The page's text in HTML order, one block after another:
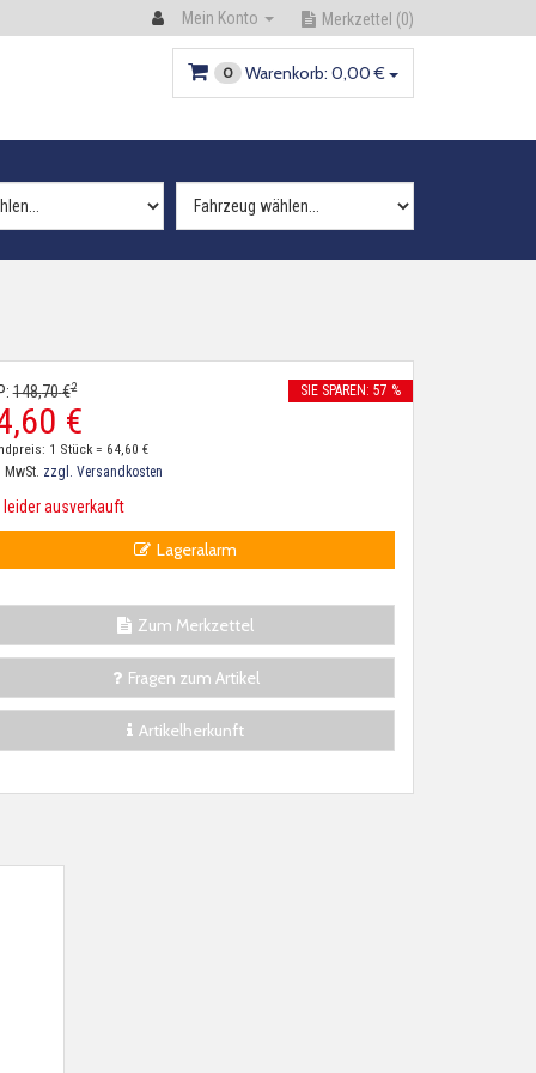
Mein Konto Merkzettel (0)
0 Warenkorb: 0,00 €
148,70€2
60 €
SIE SPAREN: 57 %
1 Stück = 64,60 €
MwSt. zzgl. Versandkosten
leider ausverkauft
Lageralarm
Zum Merkzettel
Fragen zum Artikel
Artikelherkunft